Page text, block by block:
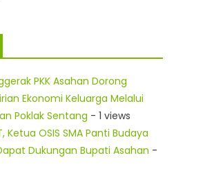
PKK Asahan Dorong
Ekonomi Keluarga Melalui
Poklak Sentang - 1 views
Ketua OSIS SMA Panti Budaya
Dukungan Bupati Asahan -